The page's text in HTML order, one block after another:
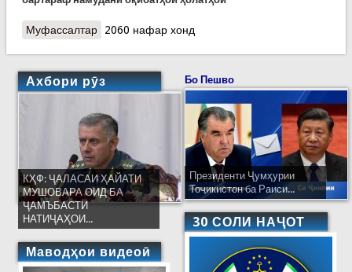
Муфассалтаро 12-умин мусобиқоти бисёрҳарба миёни
2060 нафар хонд
Ахбори рӯз
КҲФ: ҶАЛАСАИ ҲАЙАТИ
МУШОВАРА ОИД БА
ҶАМЪБАСТИ
НАТИҶАҲОИ...
Маводҳои видеоӣ
Бо Пешво
Президенти Ҷумҳурии
Тоҷикистон ба Раиси...
30 СОЛИ НАҶОТ